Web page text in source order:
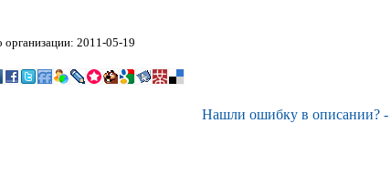
2011-05-19
Нашли ошибку в описании?